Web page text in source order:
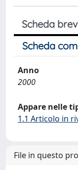
Scheda
Scheda
Anno
2000
Appare nelle
1.1 Articolo in
File in questo